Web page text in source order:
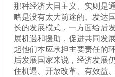
那种经济大国主义、实则是
略是没有太大前途的。发达
长的发展模式，一方面给后
展机遇和援助，促进共同发
起他们本应承担主要责任的
后发展国家来说，经济发展
住机遇、开放改革、有效益